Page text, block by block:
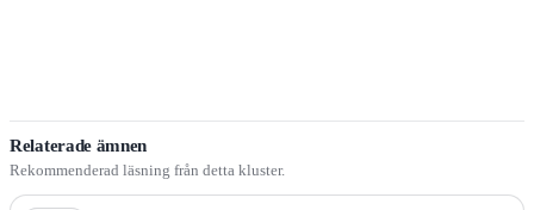
Relaterade ämnen
Rekommenderad läsning från detta kluster.